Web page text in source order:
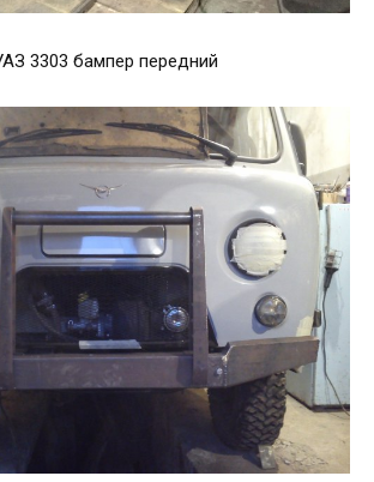
3303 бампер передний